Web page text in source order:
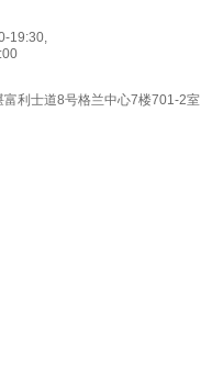
19:30,
富利士道8号格兰中心7楼701-2室